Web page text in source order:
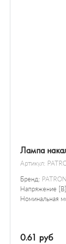
Лампа
Артикул:
Бренд: PATRON
Напряжение
Номинальная
0.61 руб